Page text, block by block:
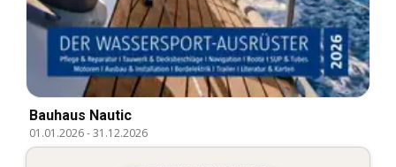
Bauhaus Nautic
01.01.2026-31.12.2026